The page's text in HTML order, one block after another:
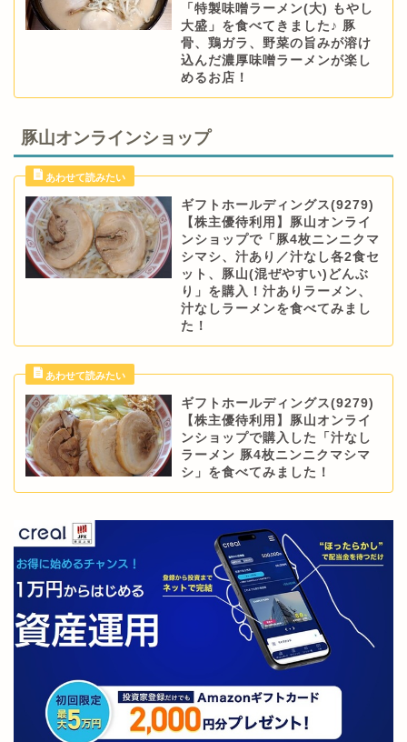
「特製味噌ラーメン(大) もやし
大盛」を食べてきました♪ 豚
骨、鶏ガラ、野菜の旨みが溶け
込んだ濃厚味噌ラーメンが楽し
めるお店！
豚山オンラインショップ
ギフトホールディングス(9279)
【株主優待利用】豚山オンライ
ンショップで「豚4枚ニンニクマ
シマシ、汁あり／汁なし各2食セ
ット、豚山(混ぜやすい)どんぶ
り」を購入！汁ありラーメン、
汁なしラーメンを食べてみまし
た！
ギフトホールディングス(9279)
【株主優待利用】豚山オンライ
ンショップで購入した「汁なし
ラーメン 豚4枚ニンニクマシマ
シ」を食べてみました！